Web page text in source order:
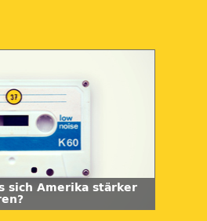
sich Amerika stärker